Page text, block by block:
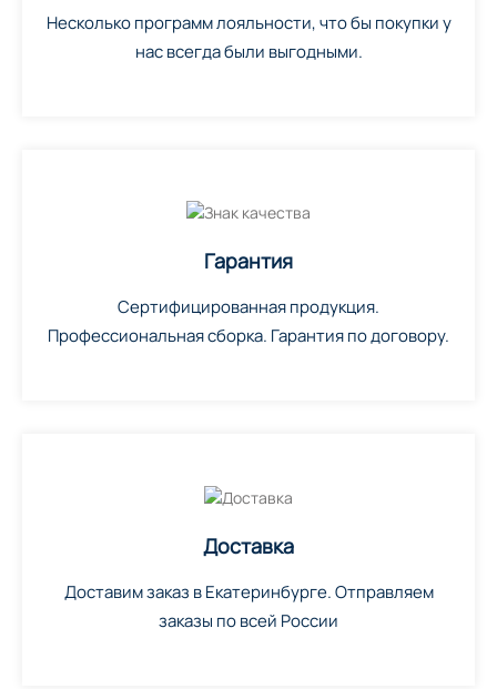
Несколько программ лояльности, что бы покупки у
нас всегда были выгодными.
Гарантия
Сертифицированная продукция.
Профессиональная сборка. Гарантия по договору.
Доставка
Доставим заказ в Екатеринбурге. Отправляем
заказы по всей России